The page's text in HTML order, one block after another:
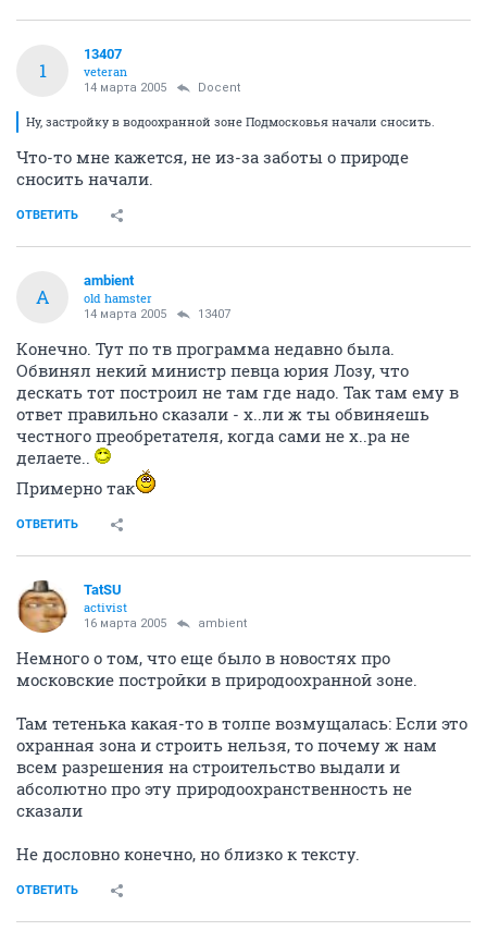
1
13407
veteran
14 марта 2005 Docent
Ну, застройку в водоохранной зоне Подмосковья начали сносить.
Что-то мне кажется, не из-за заботы о природе
сносить начали.
ОТВЕТИТЬ
A
ambient
old hamster
14 марта 2005 13407
Конечно. Тут по тв программа недавно была.
Обвинял некий министр певца юрия Лозу, что
дескать тот построил не там где надо. Так там ему в
ответ правильно сказали - х..ли ж ты обвиняешь
честного преобретателя, когда сами не х..ра не
делаете..
Примерно так
ОТВЕТИТЬ
TatSU
activist
16 марта 2005 ambient
Немного о том, что еще было в новостях про
московские постройки в природоохранной зоне.
Там тетенька какая-то в толпе возмущалась: Если это
охранная зона и строить нельзя, то почему ж нам
всем разрешения на строительство выдали и
абсолютно про эту природоохранственность не
сказали
Не дословно конечно, но близко к тексту.
ОТВЕТИТЬ